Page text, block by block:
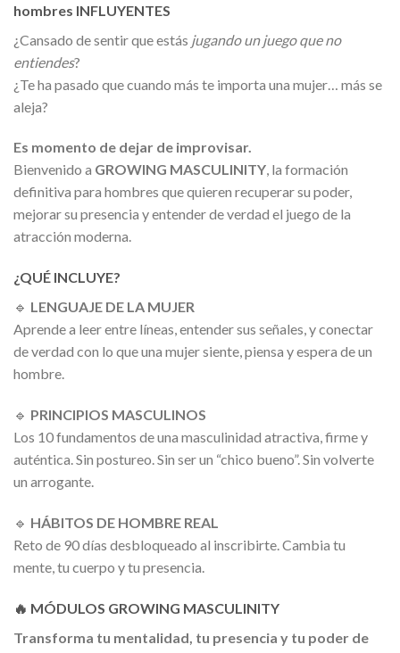
hombres INFLUYENTES
¿Cansado de sentir que estás jugando un juego que no
entiendes?
¿Te ha pasado que cuando más te importa una mujer… más se
aleja?
Es momento de dejar de improvisar.
Bienvenido a GROWING MASCULINITY, la formación
definitiva para hombres que quieren recuperar su poder,
mejorar su presencia y entender de verdad el juego de la
atracción moderna.
¿QUÉ INCLUYE?
🔹 LENGUAJE DE LA MUJER
Aprende a leer entre líneas, entender sus señales, y conectar
de verdad con lo que una mujer siente, piensa y espera de un
hombre.
🔹 PRINCIPIOS MASCULINOS
Los 10 fundamentos de una masculinidad atractiva, firme y
auténtica. Sin postureo. Sin ser un “chico bueno”. Sin volverte
un arrogante.
🔹 HÁBITOS DE HOMBRE REAL
Reto de 90 días desbloqueado al inscribirte. Cambia tu
mente, tu cuerpo y tu presencia.
🔥 MÓDULOS GROWING MASCULINITY
Transforma tu mentalidad, tu presencia y tu poder de